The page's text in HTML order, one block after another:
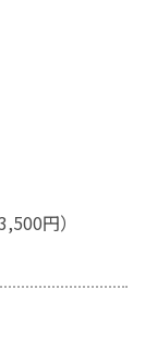
円）